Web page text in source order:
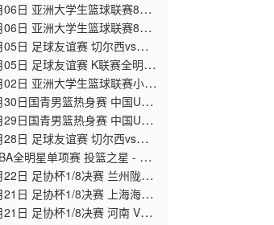
日 亚洲大学生篮球联赛8强
VS 上海交通大学 全场录像
日 亚洲大学生篮球联赛8强
VS 政治大学 全场录像
日 足球友谊赛 切尔西vs尤文
日 足球友谊赛 K联赛全明星
像
日 亚洲大学生篮球联赛小组
VS 香港中文大学 全场录像
日国青男篮热身赛 中国U18
篮球学院 全场录像
日国青男篮热身赛 中国U18
丁闪电队 全场录像
日 足球友谊赛 切尔西vs西悉
录像
全明星单项赛 投篮之星 - 单
日 足协杯1/8决赛 兰州陇原
联合 全场录像
日 足协杯1/8决赛 上海海港
城 全场录像
日 足协杯1/8决赛 河南 VS